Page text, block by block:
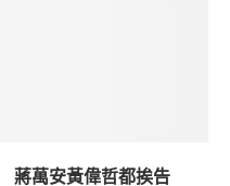
萬安黃偉哲都挨告